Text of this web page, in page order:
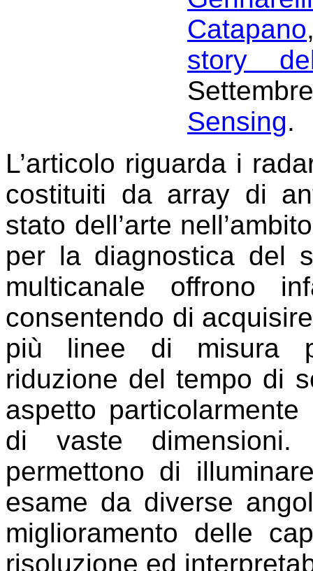
Catapano
story
Sensing.
L’articolo riguarda i
costituiti da array di
stato dell’arte
per la diagnostica del
multicanale offrono
consentendo di
più linee di misura
riduzione del tempo di
aspetto
di vaste
permettono di
esame da diverse
miglioramento delle
risoluzione ed